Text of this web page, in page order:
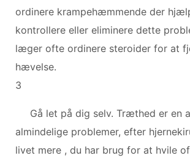
ordinere krampehæmmende der
kontrollere eller eliminere dette
læger ofte ordinere steroider for at
hævelse.
3
Gå let på dig selv. Træthed er en
almindelige problemer, efter
livet mere , du har brug for at hvile